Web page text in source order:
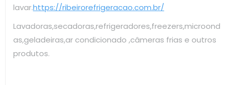
lavar.https://ribeirorefrigeracao.com.br/
Lavadoras,secadoras,refrigeradores,freezers,microond
as,geladeiras,ar condicionado ,câmeras frias e outros
produtos.